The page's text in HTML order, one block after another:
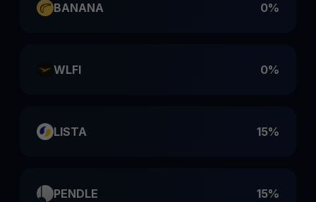
BANANA 0%
WLFI 0%
LISTA 15%
PENDLE 15%